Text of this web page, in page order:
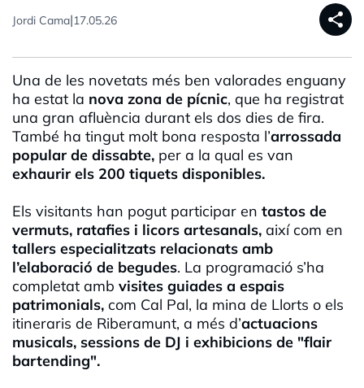
Jordi Cama|17.05.26 share
Una de les novetats més ben valorades enguany
ha estat la nova zona de pícnic, que ha registrat
una gran afluència durant els dos dies de fira.
També ha tingut molt bona resposta l’arrossada
popular de dissabte, per a la qual es van
exhaurir els 200 tiquets disponibles.
Els visitants han pogut participar en tastos de
vermuts, ratafies i licors artesanals, així com en
tallers especialitzats relacionats amb
l’elaboració de begudes. La programació s’ha
completat amb visites guiades a espais
patrimonials, com Cal Pal, la mina de Llorts o els
itineraris de Riberamunt, a més d’actuacions
musicals, sessions de DJ i exhibicions de "flair
bartending".